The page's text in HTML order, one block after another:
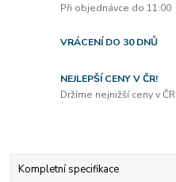
Při objednávce do 11:00
VRÁCENÍ DO 30 DNŮ
NEJLEPŠÍ CENY V ČR!
Držíme nejnižší ceny v ČR
Kompletní specifikace